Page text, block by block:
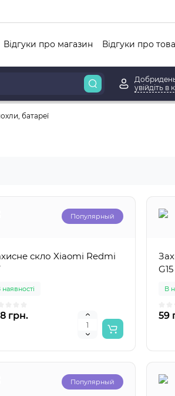
Відгуки про магазин Відгуки про
увійдіть в
батареї
Популярный
скло Xiaomi Redmi
наявності
грн.
В
59
Популярный